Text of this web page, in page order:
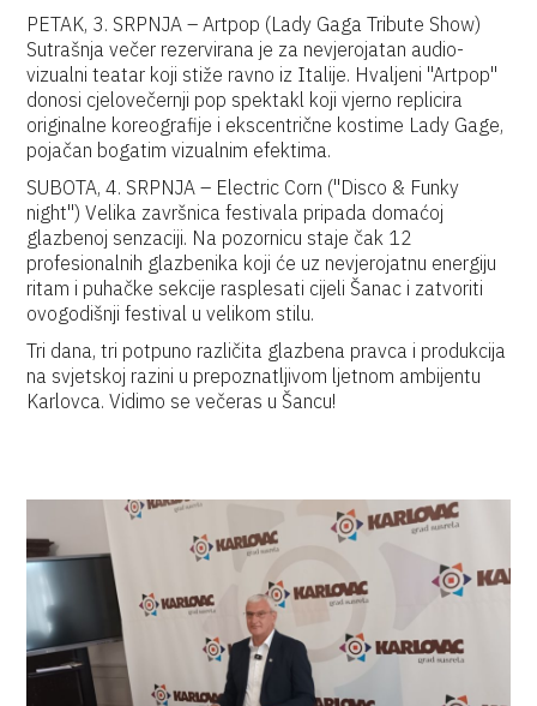
PETAK, 3. SRPNJA – Artpop (Lady Gaga Tribute Show)
Sutrašnja večer rezervirana je za nevjerojatan audio-
vizualni teatar koji stiže ravno iz Italije. Hvaljeni "Artpop"
donosi cjelovečernji pop spektakl koji vjerno replicira
originalne koreografije i ekscentrične kostime Lady Gage,
pojačan bogatim vizualnim efektima.
SUBOTA, 4. SRPNJA – Electric Corn ("Disco & Funky
night") Velika završnica festivala pripada domaćoj
glazbenoj senzaciji. Na pozornicu staje čak 12
profesionalnih glazbenika koji će uz nevjerojatnu energiju
ritam i puhačke sekcije rasplesati cijeli Šanac i zatvoriti
ovogodišnji festival u velikom stilu.
Tri dana, tri potpuno različita glazbena pravca i produkcija
na svjetskoj razini u prepoznatljivom ljetnom ambijentu
Karlovca. Vidimo se večeras u Šancu!